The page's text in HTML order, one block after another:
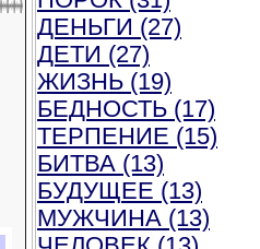
ДЕНЬГИ (27)
ДЕТИ (27)
ЖИЗНЬ (19)
БЕДНОСТЬ (17)
ТЕРПЕНИЕ (15)
БИТВА (13)
БУДУЩЕЕ (13)
МУЖЧИНА (13)